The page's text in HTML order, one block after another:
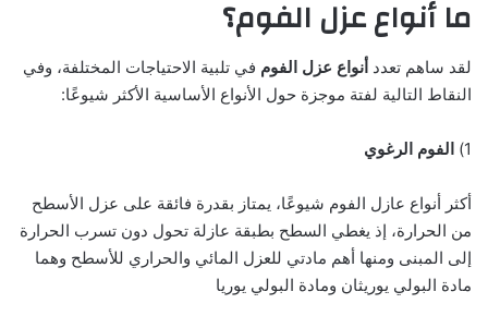
ما أنواع عزل الفوم؟
لقد ساهم تعدد أنواع عزل الفوم في تلبية الاحتياجات المختلفة، وفي
النقاط التالية لفتة موجزة حول الأنواع الأساسية الأكثر شيوعًا:
1) الفوم الرغوي
أكثر أنواع عازل الفوم شيوعًا، يمتاز بقدرة فائقة على عزل الأسطح
من الحرارة، إذ يغطي السطح بطبقة عازلة تحول دون تسرب الحرارة
إلى المبنى ومنها أهم مادتي للعزل المائي والحراري للأسطح وهما
مادة البولي يوريثان ومادة البولي يوريا